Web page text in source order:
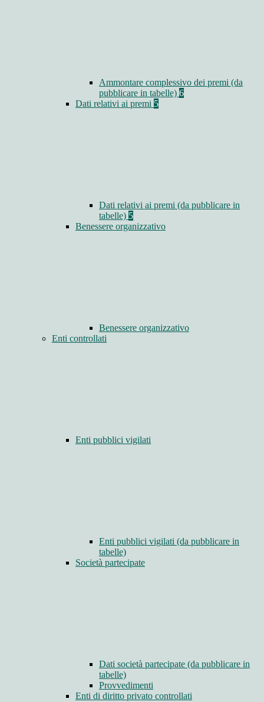
Ammontare complessivo dei premi (da
pubblicare in tabelle) 6
Dati relativi ai premi 5
Dati relativi ai premi (da pubblicare in
tabelle) 5
Benessere organizzativo
Benessere organizzativo
Enti controllati
Enti pubblici vigilati
Enti pubblici vigilati (da pubblicare in
tabelle)
Società partecipate
Dati società partecipate (da pubblicare in
tabelle)
Provvedimenti
Enti di diritto privato controllati